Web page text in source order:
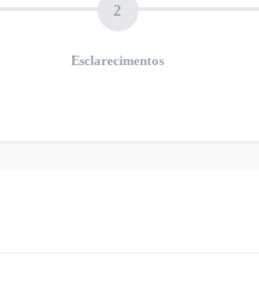
2
Esclarecimentos